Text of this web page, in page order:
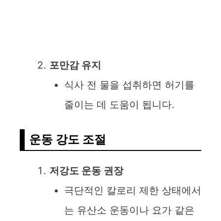
포만감 유지
식사 전 물을 섭취하면 허기를
줄이는 데 도움이 됩니다.
운동 강도 조절
저강도 운동 권장
극단적인 칼로리 제한 상태에서
는 유산소 운동이나 요가 같은